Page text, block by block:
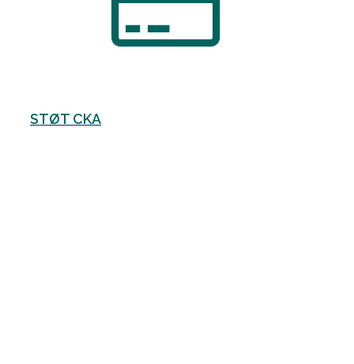
STØT CKA